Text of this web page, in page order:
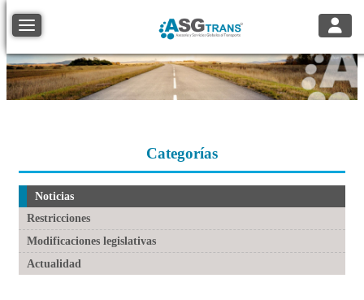
Toggle navigation
Categorías
Noticias
Restricciones
Modificaciones legislativas
Actualidad